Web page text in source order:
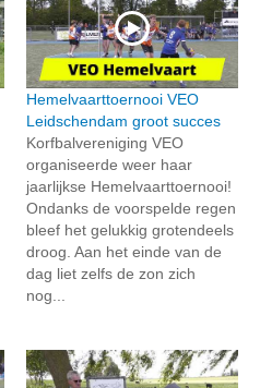
Hemelvaarttoernooi VEO
Leidschendam groot succes
Korfbalvereniging VEO
organiseerde weer haar
jaarlijkse Hemelvaarttoernooi!
Ondanks de voorspelde regen
bleef het gelukkig grotendeels
droog. Aan het einde van de
dag liet zelfs de zon zich
nog...